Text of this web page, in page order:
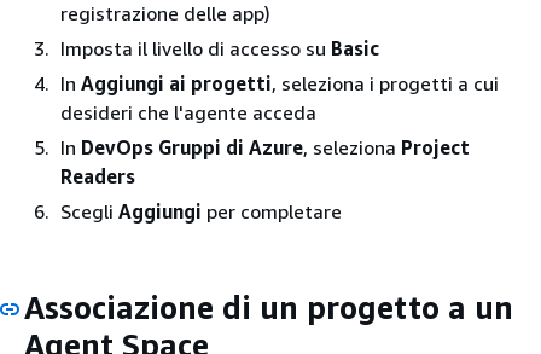
registrazione delle app)
Imposta il livello di accesso su Basic
In Aggiungi ai progetti, seleziona i progetti a cui
desideri che l'agente acceda
In DevOps Gruppi di Azure, seleziona Project
Readers
Scegli Aggiungi per completare
Associazione di un progetto a un
Agent Space